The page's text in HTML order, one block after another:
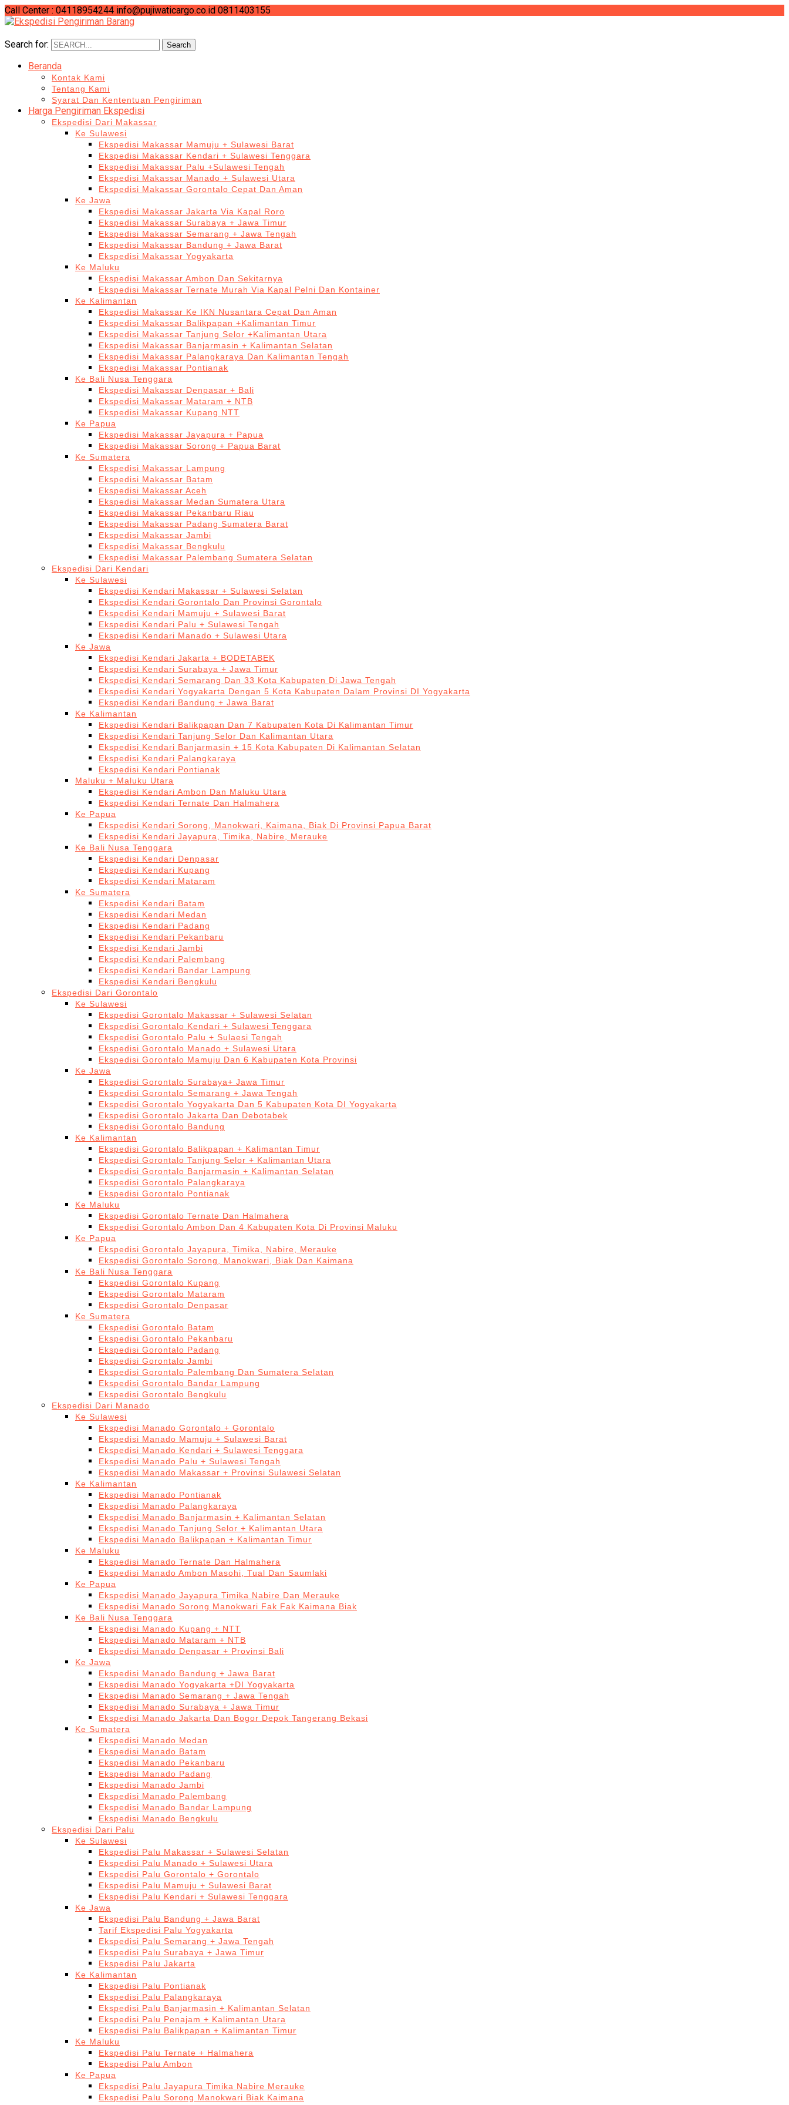
Call Center : 04118954244 info@pujiwaticargo.co.id 0811403155
Search for: Search
Beranda
Kontak Kami
Tentang Kami
Syarat Dan Kententuan Pengiriman
Harga Pengiriman Ekspedisi
Ekspedisi Dari Makassar
Ke Sulawesi
Ekspedisi Makassar Mamuju + Sulawesi Barat
Ekspedisi Makassar Kendari + Sulawesi Tenggara
Ekspedisi Makassar Palu +Sulawesi Tengah
Ekspedisi Makassar Manado + Sulawesi Utara
Ekspedisi Makassar Gorontalo Cepat Dan Aman
Ke Jawa
Ekspedisi Makassar Jakarta Via Kapal Roro
Ekspedisi Makassar Surabaya + Jawa Timur
Ekspedisi Makassar Semarang + Jawa Tengah
Ekspedisi Makassar Bandung + Jawa Barat
Ekspedisi Makassar Yogyakarta
Ke Maluku
Ekspedisi Makassar Ambon Dan Sekitarnya
Ekspedisi Makassar Ternate Murah Via Kapal Pelni Dan Kontainer
Ke Kalimantan
Ekspedisi Makassar Ke IKN Nusantara Cepat Dan Aman
Ekspedisi Makassar Balikpapan +Kalimantan Timur
Ekspedisi Makassar Tanjung Selor +Kalimantan Utara
Ekspedisi Makassar Banjarmasin + Kalimantan Selatan
Ekspedisi Makassar Palangkaraya Dan Kalimantan Tengah
Ekspedisi Makassar Pontianak
Ke Bali Nusa Tenggara
Ekspedisi Makassar Denpasar + Bali
Ekspedisi Makassar Mataram + NTB
Ekspedisi Makassar Kupang NTT
Ke Papua
Ekspedisi Makassar Jayapura + Papua
Ekspedisi Makassar Sorong + Papua Barat
Ke Sumatera
Ekspedisi Makassar Lampung
Ekspedisi Makassar Batam
Ekspedisi Makassar Aceh
Ekspedisi Makassar Medan Sumatera Utara
Ekspedisi Makassar Pekanbaru Riau
Ekspedisi Makassar Padang Sumatera Barat
Ekspedisi Makassar Jambi
Ekspedisi Makassar Bengkulu
Ekspedisi Makassar Palembang Sumatera Selatan
Ekspedisi Dari Kendari
Ke Sulawesi
Ekspedisi Kendari Makassar + Sulawesi Selatan
Ekspedisi Kendari Gorontalo Dan Provinsi Gorontalo
Ekspedisi Kendari Mamuju + Sulawesi Barat
Ekspedisi Kendari Palu + Sulawesi Tengah
Ekspedisi Kendari Manado + Sulawesi Utara
Ke Jawa
Ekspedisi Kendari Jakarta + BODETABEK
Ekspedisi Kendari Surabaya + Jawa Timur
Ekspedisi Kendari Semarang Dan 33 Kota Kabupaten Di Jawa Tengah
Ekspedisi Kendari Yogyakarta Dengan 5 Kota Kabupaten Dalam Provinsi DI Yogyakarta
Ekspedisi Kendari Bandung + Jawa Barat
Ke Kalimantan
Ekspedisi Kendari Balikpapan Dan 7 Kabupaten Kota Di Kalimantan Timur
Ekspedisi Kendari Tanjung Selor Dan Kalimantan Utara
Ekspedisi Kendari Banjarmasin + 15 Kota Kabupaten Di Kalimantan Selatan
Ekspedisi Kendari Palangkaraya
Ekspedisi Kendari Pontianak
Maluku + Maluku Utara
Ekspedisi Kendari Ambon Dan Maluku Utara
Ekspedisi Kendari Ternate Dan Halmahera
Ke Papua
Ekspedisi Kendari Sorong, Manokwari, Kaimana, Biak Di Provinsi Papua Barat
Ekspedisi Kendari Jayapura, Timika, Nabire, Merauke
Ke Bali Nusa Tenggara
Ekspedisi Kendari Denpasar
Ekspedisi Kendari Kupang
Ekspedisi Kendari Mataram
Ke Sumatera
Ekspedisi Kendari Batam
Ekspedisi Kendari Medan
Ekspedisi Kendari Padang
Ekspedisi Kendari Pekanbaru
Ekspedisi Kendari Jambi
Ekspedisi Kendari Palembang
Ekspedisi Kendari Bandar Lampung
Ekspedisi Kendari Bengkulu
Ekspedisi Dari Gorontalo
Ke Sulawesi
Ekspedisi Gorontalo Makassar + Sulawesi Selatan
Ekspedisi Gorontalo Kendari + Sulawesi Tenggara
Ekspedisi Gorontalo Palu + Sulaesi Tengah
Ekspedisi Gorontalo Manado + Sulawesi Utara
Ekspedisi Gorontalo Mamuju Dan 6 Kabupaten Kota Provinsi
Ke Jawa
Ekspedisi Gorontalo Surabaya+ Jawa Timur
Ekspedisi Gorontalo Semarang + Jawa Tengah
Ekspedisi Gorontalo Yogyakarta Dan 5 Kabupaten Kota DI Yogyakarta
Ekspedisi Gorontalo Jakarta Dan Debotabek
Ekspedisi Gorontalo Bandung
Ke Kalimantan
Ekspedisi Gorontalo Balikpapan + Kalimantan Timur
Ekspedisi Gorontalo Tanjung Selor + Kalimantan Utara
Ekspedisi Gorontalo Banjarmasin + Kalimantan Selatan
Ekspedisi Gorontalo Palangkaraya
Ekspedisi Gorontalo Pontianak
Ke Maluku
Ekspedisi Gorontalo Ternate Dan Halmahera
Ekspedisi Gorontalo Ambon Dan 4 Kabupaten Kota Di Provinsi Maluku
Ke Papua
Ekspedisi Gorontalo Jayapura, Timika, Nabire, Merauke
Ekspedisi Gorontalo Sorong, Manokwari, Biak Dan Kaimana
Ke Bali Nusa Tenggara
Ekspedisi Gorontalo Kupang
Ekspedisi Gorontalo Mataram
Ekspedisi Gorontalo Denpasar
Ke Sumatera
Ekspedisi Gorontalo Batam
Ekspedisi Gorontalo Pekanbaru
Ekspedisi Gorontalo Padang
Ekspedisi Gorontalo Jambi
Ekspedisi Gorontalo Palembang Dan Sumatera Selatan
Ekspedisi Gorontalo Bandar Lampung
Ekspedisi Gorontalo Bengkulu
Ekspedisi Dari Manado
Ke Sulawesi
Ekspedisi Manado Gorontalo + Gorontalo
Ekspedisi Manado Mamuju + Sulawesi Barat
Ekspedisi Manado Kendari + Sulawesi Tenggara
Ekspedisi Manado Palu + Sulawesi Tengah
Ekspedisi Manado Makassar + Provinsi Sulawesi Selatan
Ke Kalimantan
Ekspedisi Manado Pontianak
Ekspedisi Manado Palangkaraya
Ekspedisi Manado Banjarmasin + Kalimantan Selatan
Ekspedisi Manado Tanjung Selor + Kalimantan Utara
Ekspedisi Manado Balikpapan + Kalimantan Timur
Ke Maluku
Ekspedisi Manado Ternate Dan Halmahera
Ekspedisi Manado Ambon Masohi, Tual Dan Saumlaki
Ke Papua
Ekspedisi Manado Jayapura Timika Nabire Dan Merauke
Ekspedisi Manado Sorong Manokwari Fak Fak Kaimana Biak
Ke Bali Nusa Tenggara
Ekspedisi Manado Kupang + NTT
Ekspedisi Manado Mataram + NTB
Ekspedisi Manado Denpasar + Provinsi Bali
Ke Jawa
Ekspedisi Manado Bandung + Jawa Barat
Ekspedisi Manado Yogyakarta +DI Yogyakarta
Ekspedisi Manado Semarang + Jawa Tengah
Ekspedisi Manado Surabaya + Jawa Timur
Ekspedisi Manado Jakarta Dan Bogor Depok Tangerang Bekasi
Ke Sumatera
Ekspedisi Manado Medan
Ekspedisi Manado Batam
Ekspedisi Manado Pekanbaru
Ekspedisi Manado Padang
Ekspedisi Manado Jambi
Ekspedisi Manado Palembang
Ekspedisi Manado Bandar Lampung
Ekspedisi Manado Bengkulu
Ekspedisi Dari Palu
Ke Sulawesi
Ekspedisi Palu Makassar + Sulawesi Selatan
Ekspedisi Palu Manado + Sulawesi Utara
Ekspedisi Palu Gorontalo + Gorontalo
Ekspedisi Palu Mamuju + Sulawesi Barat
Ekspedisi Palu Kendari + Sulawesi Tenggara
Ke Jawa
Ekspedisi Palu Bandung + Jawa Barat
Tarif Ekspedisi Palu Yogyakarta
Ekspedisi Palu Semarang + Jawa Tengah
Ekspedisi Palu Surabaya + Jawa Timur
Ekspedisi Palu Jakarta
Ke Kalimantan
Ekspedisi Palu Pontianak
Ekspedisi Palu Palangkaraya
Ekspedisi Palu Banjarmasin + Kalimantan Selatan
Ekspedisi Palu Penajam + Kalimantan Utara
Ekspedisi Palu Balikpapan + Kalimantan Timur
Ke Maluku
Ekspedisi Palu Ternate + Halmahera
Ekspedisi Palu Ambon
Ke Papua
Ekspedisi Palu Jayapura Timika Nabire Merauke
Ekspedisi Palu Sorong Manokwari Biak Kaimana